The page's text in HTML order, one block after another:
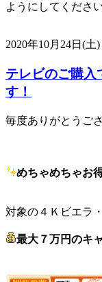
ようにしてくださ
2020年10月24日(土
テレビのご購入
す！
毎度ありがとうご
めちゃめちゃお
対象の４Ｋビエラ
最大７万円のキ